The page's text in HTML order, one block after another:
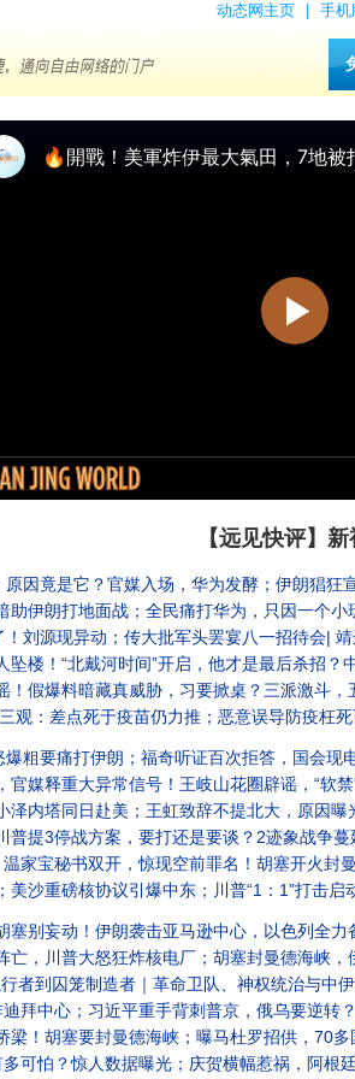
动态网主页 手机
【远见快评】
是它？官媒入场，华为发酵；伊朗猖狂宣布研发核
助伊朗打地面战；全民痛打华为，只因一个
！刘源现异动；传大批军头罢宴八一招待会|
“北戴河时间”开启，他才是最后杀招？中东狂飙再起
爆料暗藏真威胁，习要掀桌？三派激斗，五中要
死于疫苗仍力推；恶意误导防疫枉死百万人！美军重
粗要痛打伊朗；福奇听证百次拒答，国会
释重大异常信号！王岐山花圈辟谣，“软禁”传闻
内塔同日赴美；王虹致辞不提北大，原因曝光
方案，要打还是要谈？2迹象战争蔓延欧洲！习“钱袋
书双开，惊现空前罪名！胡塞开火封曼德海峡，川普
磅核协议引爆中东；川普“1：1”打击启动，伊朗拿
！伊朗袭击亚马逊中心，以色列全力备战；习上海被“
川普大怒狂炸核电厂；胡塞封曼德海峡，伊朗
者到囚笼制造者｜革命卫队、神权统治与中伊
中心；习近平重手背刺普京，俄乌要逆转？
胡塞要封曼德海峡；曝马杜罗招供，70多国被
可怕？惊人数据曝光；庆贺横幅惹祸，阿根